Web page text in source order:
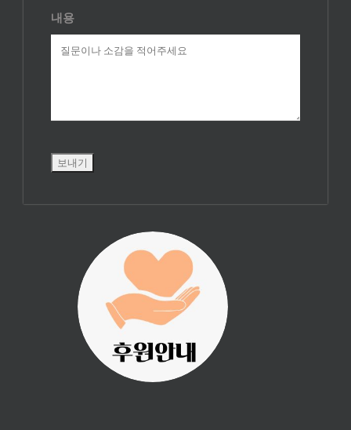
내용
진리횃불 사역은
여러분의 후원으
로 이루어집니다.